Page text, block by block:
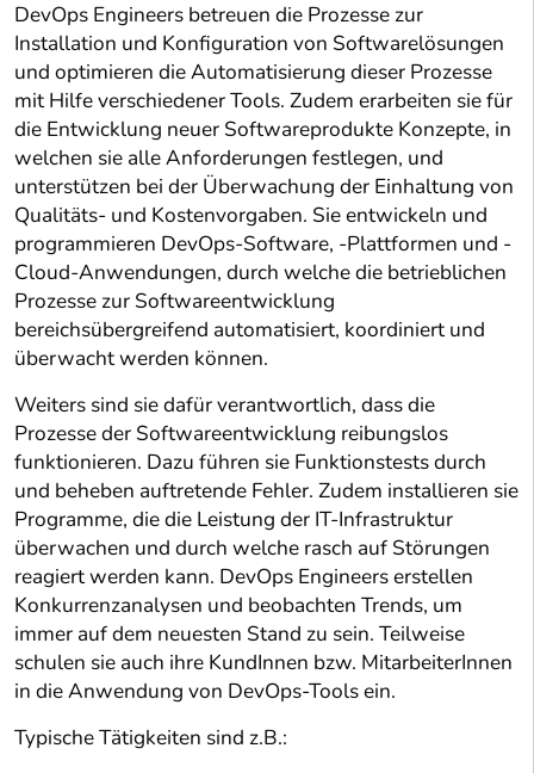
DevOps Engineers betreuen die Prozesse zur
Installation und Konfiguration von Softwarelösungen
und optimieren die Automatisierung dieser Prozesse
mit Hilfe verschiedener Tools. Zudem erarbeiten sie für
die Entwicklung neuer Softwareprodukte Konzepte, in
welchen sie alle Anforderungen festlegen, und
unterstützen bei der Überwachung der Einhaltung von
Qualitäts- und Kostenvorgaben. Sie entwickeln und
programmieren DevOps-Software, -Plattformen und -
Cloud-Anwendungen, durch welche die betrieblichen
Prozesse zur Softwareentwicklung
bereichsübergreifend automatisiert, koordiniert und
überwacht werden können.
Weiters sind sie dafür verantwortlich, dass die
Prozesse der Softwareentwicklung reibungslos
funktionieren. Dazu führen sie Funktionstests durch
und beheben auftretende Fehler. Zudem installieren sie
Programme, die die Leistung der IT-Infrastruktur
überwachen und durch welche rasch auf Störungen
reagiert werden kann. DevOps Engineers erstellen
Konkurrenzanalysen und beobachten Trends, um
immer auf dem neuesten Stand zu sein. Teilweise
schulen sie auch ihre KundInnen bzw. MitarbeiterInnen
in die Anwendung von DevOps-Tools ein.
Typische Tätigkeiten sind z.B.: